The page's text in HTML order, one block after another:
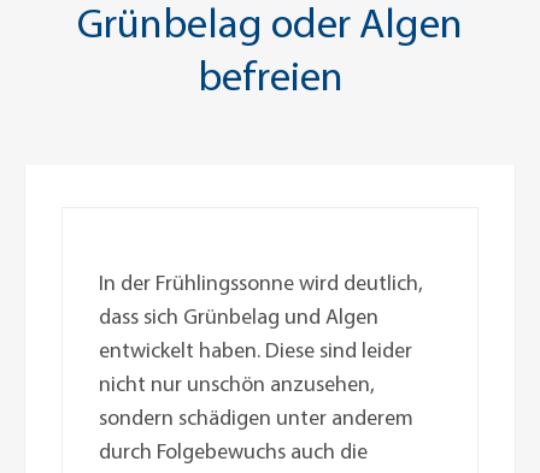
Grünbelag oder Algen
befreien
In der Frühlingssonne wird deutlich,
dass sich Grünbelag und Algen
entwickelt haben. Diese sind leider
nicht nur unschön anzusehen,
sondern schädigen unter anderem
durch Folgebewuchs auch die